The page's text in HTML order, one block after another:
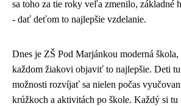
sa toho za tie roky veľa zmenilo, základné
- dať deťom to najlepšie vzdelanie.
Dnes je ZŠ Pod Marjánkou moderná škola,
každom žiakovi objaviť to najlepšie. Deti
možnosti rozvíjať sa nielen počas
krúžkoch a aktivitách po škole. Každý si tu